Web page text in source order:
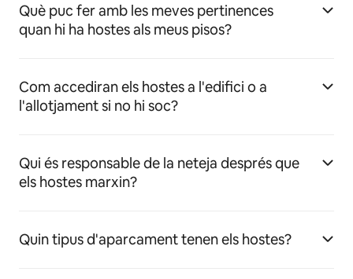
Què puc fer amb les meves pertinences
quan hi ha hostes als meus pisos?
Com accediran els hostes a l'edifici o a
l'allotjament si no hi soc?
Qui és responsable de la neteja després que
els hostes marxin?
Quin tipus d'aparcament tenen els hostes?